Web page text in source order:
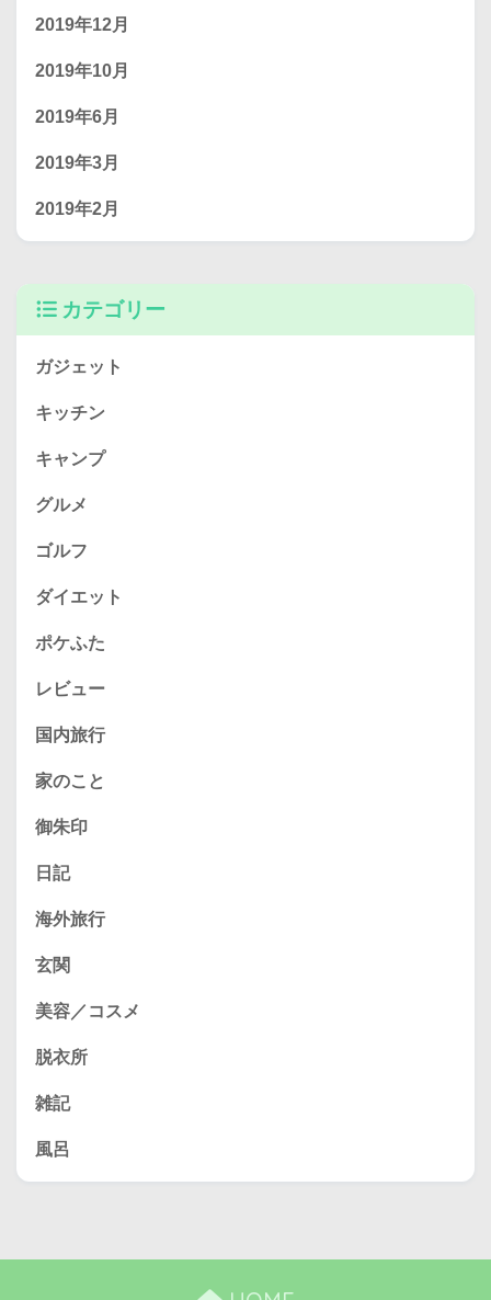
2019年12月
2019年10月
2019年6月
2019年3月
2019年2月
カテゴリー
ガジェット
キッチン
キャンプ
グルメ
ゴルフ
ダイエット
ポケふた
レビュー
国内旅行
家のこと
御朱印
日記
海外旅行
玄関
美容／コスメ
脱衣所
雑記
風呂